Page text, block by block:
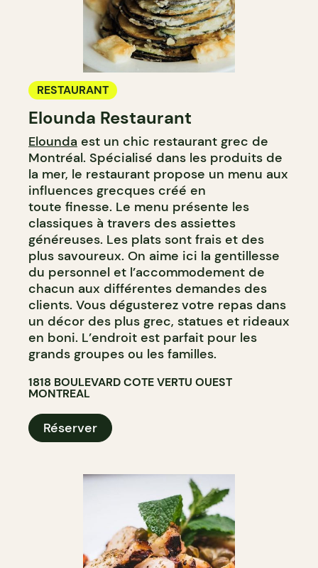
RESTAURANT
Elounda Restaurant
Elounda est un chic restaurant grec de
Montréal. Spécialisé dans les produits de
la mer, le restaurant propose un menu aux
influences grecques créé en
toute finesse. Le menu présente les
classiques à travers des assiettes
généreuses. Les plats sont frais et des
plus savoureux. On aime ici la gentillesse
du personnel et l’accommodement de
chacun aux différentes demandes des
clients. Vous dégusterez votre repas dans
un décor des plus grec, statues et rideaux
en boni. L’endroit est parfait pour les
grands groupes ou les familles.
1818 BOULEVARD COTE VERTU OUEST
MONTREAL
Réserver